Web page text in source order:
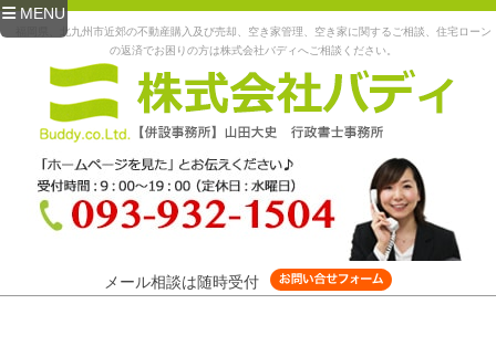
MENU
福岡県、北九州市近郊の不動産購入及び売却、空き家管理、空き家に関するご相談、住宅ローン
の返済でお困りの方は株式会社バディへご相談ください。
メール相談は随時受付